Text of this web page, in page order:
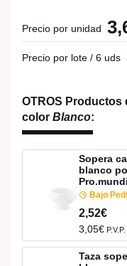
Precio por unidad
Precio por lote / 6 uds
OTROS Productos
color Blanco:
Sopera
blanco
Pro.mundi
Bajo
2,52€
3,05€ P.V.P.
Taza